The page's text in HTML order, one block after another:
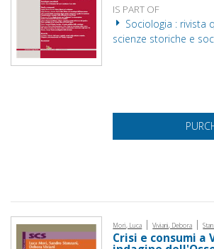
IS PART OF
Sociologia : rivista
scienze storiche e
Mori, Luca | Viviani, Debora |
Crisi e consumi a